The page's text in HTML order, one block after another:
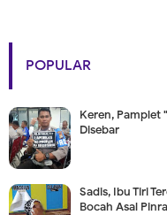
POPULAR
Keren, Pamplet
Disebar
Sadis, Ibu Tiri
Bocah Asal